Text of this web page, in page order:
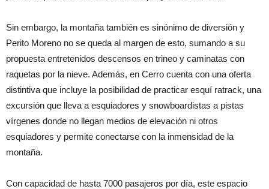
Sin embargo, la montaña también es sinónimo de diversión y
Perito Moreno no se queda al margen de esto, sumando a su
propuesta entretenidos descensos en trineo y caminatas con
raquetas por la nieve. Además, en Cerro cuenta con una oferta
distintiva que incluye la posibilidad de practicar esquí ratrack, una
excursión que lleva a esquiadores y snowboardistas a pistas
vírgenes donde no llegan medios de elevación ni otros
esquiadores y permite conectarse con la inmensidad de la
montaña.
Con capacidad de hasta 7000 pasajeros por día, este espacio